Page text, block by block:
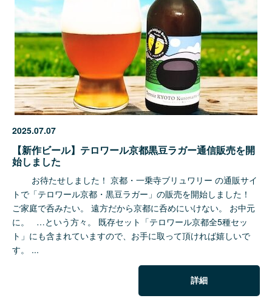
2025.07.07
【新作ビール】テロワール京都黒豆ラガー通信販売を開
始しました
お待たせしました！ 京都・一乗寺ブリュワリー の通販サイ
トで「テロワール京都・黒豆ラガー」の販売を開始しました！
ご家庭で呑みたい。 遠方だから京都に呑めにいけない。 お中元
に。 …という方々。 既存セット「テロワール京都全5種セッ
ト」にも含まれていますので、お手に取って頂ければ嬉しいで
す。 ...
詳細